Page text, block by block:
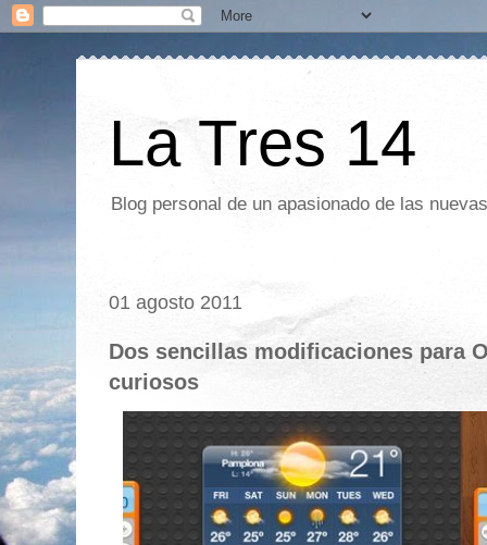
La Tres 14
Blog personal de un apasionado de las
01 agosto 2011
Dos sencillas modificaciones para
curiosos